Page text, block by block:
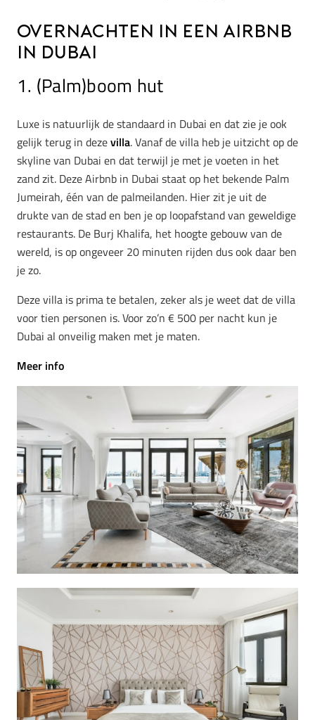
Overnachten in een Airbnb
in Dubai
1. (Palm)boom hut
Luxe is natuurlijk de standaard in Dubai en dat zie je ook
gelijk terug in dezevilla. Vanaf de villa heb je uitzicht op de
skyline van Dubai en dat terwijl je met je voeten in het
zand zit. Deze Airbnb in Dubai staat op het bekende Palm
Jumeirah, één van de palmeilanden. Hier zit je uit de
drukte van de stad en ben je op loopafstand van geweldige
restaurants. De Burj Khalifa, het hoogte gebouw van de
wereld, is op ongeveer 20 minuten rijden dus ook daar ben
je zo.
Deze villa is prima te betalen, zeker als je weet dat de villa
voor tien personen is. Voor zo’n € 500 per nacht kun je
Dubai al onveilig maken met je maten.
Meer info